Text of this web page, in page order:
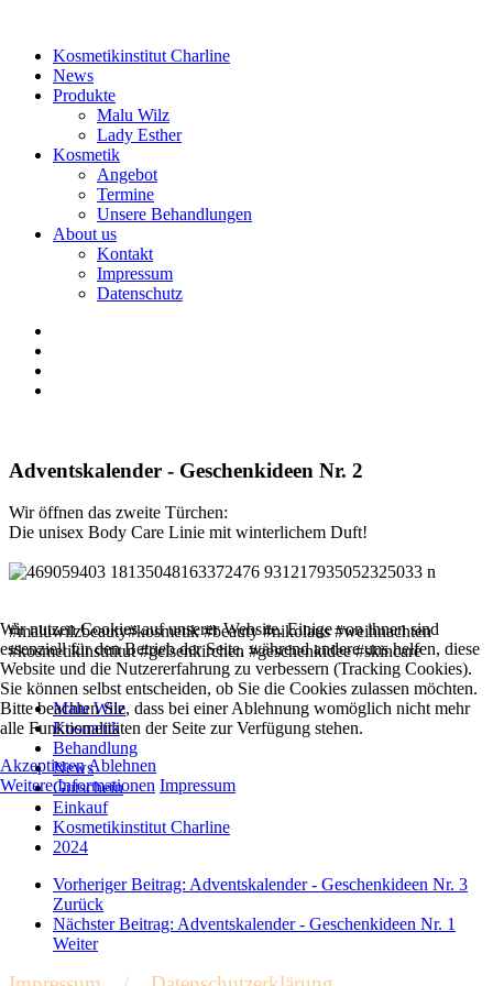
Kosmetikinstitut Charline
News
Produkte
Malu Wilz
Lady Esther
Kosmetik
Angebot
Termine
Unsere Behandlungen
About us
Kontakt
Impressum
Datenschutz
Adventskalender - Geschenkideen Nr. 2
Wir öffnen das zweite Türchen:
Die unisex Body Care Linie mit winterlichem Duft!
#maluwilzbeauty#kosmetik #beauty #nikolaus #weihnachten
#kosmetikinstititut #gelsenkirchen #geschenkidee #skincare
Malu Wilz
Kosmetik
Behandlung
News
Gutschein
Einkauf
Kosmetikinstitut Charline
2024
Vorheriger Beitrag: Adventskalender - Geschenkideen Nr. 3
Zurück
Nächster Beitrag: Adventskalender - Geschenkideen Nr. 1
Weiter
Wir nutzen Cookies auf unserer Website. Einige von ihnen sind
essenziell für den Betrieb der Seite, während andere uns helfen, diese
Website und die Nutzererfahrung zu verbessern (Tracking Cookies).
Sie können selbst entscheiden, ob Sie die Cookies zulassen möchten.
Bitte beachten Sie, dass bei einer Ablehnung womöglich nicht mehr
alle Funktionalitäten der Seite zur Verfügung stehen.
AkzeptierenAblehnen
Weitere Informationen Impressum